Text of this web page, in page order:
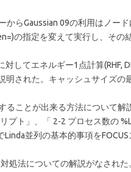
らGaussian 09の利用はノード
の指定を変えて実行し、その
してエネルギー1点計算(RHF,
明された。キャッシュサイズの
ことが出来る方法について解
プト」、「 2-2 プロセス数の
並列の基本的事項を
処法についての解説がなされた